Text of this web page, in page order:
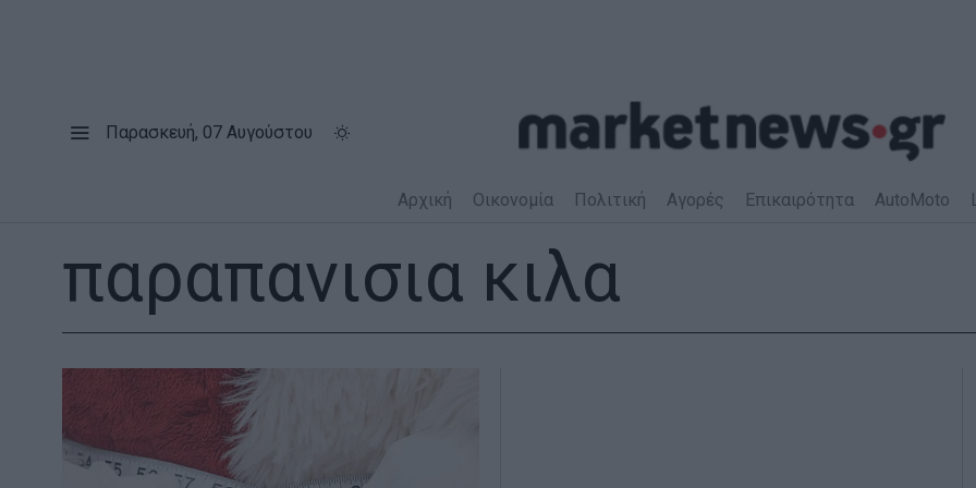
Παρασκευή, 07 Αυγούστου
Αρχική Οικονομία Πολιτική Αγορές Επικαιρότητα AutoMoto
παραπανισια κιλα